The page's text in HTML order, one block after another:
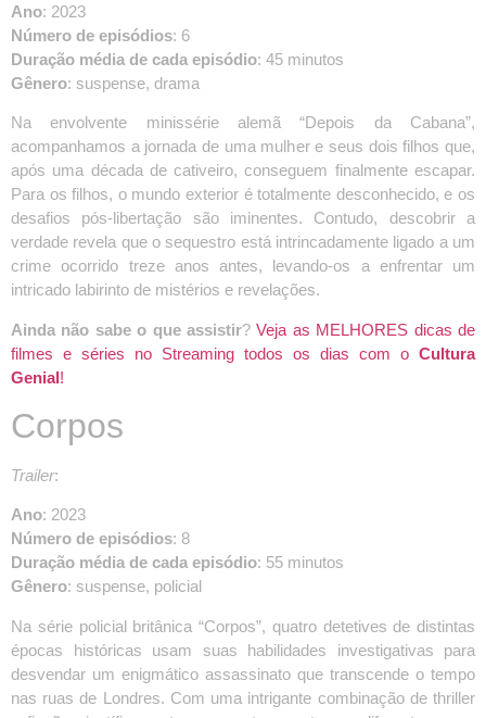
Ano: 2023
Número de episódios: 6
Duração média de cada episódio: 45 minutos
Gênero: suspense, drama
Na envolvente minissérie alemã “Depois da Cabana”,
acompanhamos a jornada de uma mulher e seus dois filhos que,
após uma década de cativeiro, conseguem finalmente escapar.
Para os filhos, o mundo exterior é totalmente desconhecido, e os
desafios pós-libertação são iminentes. Contudo, descobrir a
verdade revela que o sequestro está intrincadamente ligado a um
crime ocorrido treze anos antes, levando-os a enfrentar um
intricado labirinto de mistérios e revelações.
Ainda não sabe o que assistir?Veja as MELHORES dicas de
filmes e séries no Streaming todos os dias com o Cultura
Genial!
Corpos
Trailer:
Ano: 2023
Número de episódios: 8
Duração média de cada episódio: 55 minutos
Gênero: suspense, policial
Na série policial britânica “Corpos”, quatro detetives de distintas
épocas históricas usam suas habilidades investigativas para
desvendar um enigmático assassinato que transcende o tempo
nas ruas de Londres. Com uma intrigante combinação de thriller